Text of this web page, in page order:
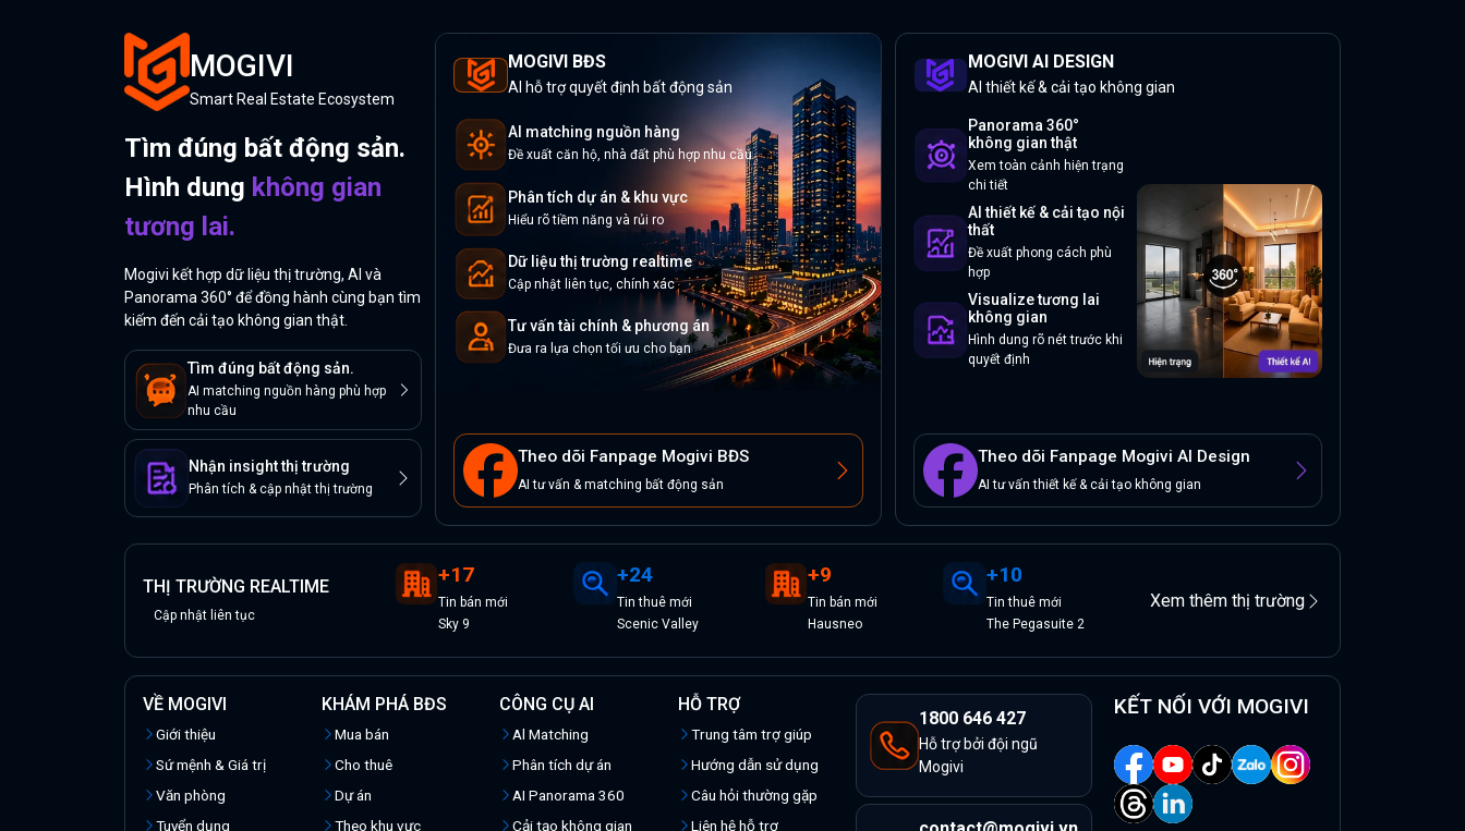
MOGIVI
Smart Real Estate Ecosystem
Tìm đúng bất động sản.
Hình dung không gian
tương lai.
Mogivi kết hợp dữ liệu thị trường, AI và
Panorama 360° để đồng hành cùng bạn tìm
kiếm đến cải tạo không gian thật.
Tìm đúng bất động sản.
AI matching nguồn hàng phù hợp
nhu cầu
Nhận insight thị trường
Phân tích & cập nhật thị trường
MOGIVI BĐS
AI hỗ trợ quyết định bất động sản
AI matching nguồn hàng
Đề xuất căn hộ, nhà đất phù hợp nhu cầu
Phân tích dự án & khu vực
Hiểu rõ tiềm năng và rủi ro
Dữ liệu thị trường realtime
Cập nhật liên tục, chính xác
Tư vấn tài chính & phương án
Đưa ra lựa chọn tối ưu cho bạn
Theo dõi Fanpage Mogivi BĐS
AI tư vấn & matching bất động sản
MOGIVI AI DESIGN
AI thiết kế & cải tạo không gian
Panorama 360°
không gian thật
Xem toàn cảnh hiện trạng
chi tiết
AI thiết kế & cải tạo nội
thất
Đề xuất phong cách phù
hợp
Visualize tương lai
không gian
Hình dung rõ nét trước khi
quyết định
Theo dõi Fanpage Mogivi AI Design
AI tư vấn thiết kế & cải tạo không gian
THỊ TRƯỜNG REALTIME
Cập nhật liên tục
+17
Tin bán mới
Sky 9
+24
Tinthuê mới
Scenic Valley
+9
Tin bán mới
Hausneo
+10
Tinthuê mới
The Pegasuite 2
Xem thêm thị trường
VỀ MOGIVI
Giới thiệu
Sứ mệnh & Giá trị
Văn phòng
Tuyển dụng
KHÁM PHÁ BĐS
Mua bán
Cho thuê
Dự án
Theo khu vực
CÔNG CỤ AI
Al Matching
Phân tích dự án
AI Panorama 360
Cải tạo không gian
HỖ TRỢ
Trung tâm trợ giúp
Hướng dẫn sử dụng
Câu hỏi thường gặp
Liên hệ hỗ trợ
1800 646 427
Hỗ trợ bởi đội ngũ
Mogivi
KẾT NỐI VỚI MOGIVI